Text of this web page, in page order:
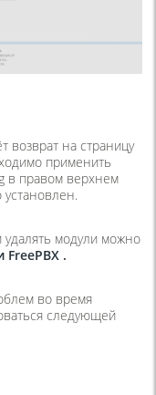
возврат на страницу
применить
в правом верхнем
удалять модули можно
.
во время
следующей